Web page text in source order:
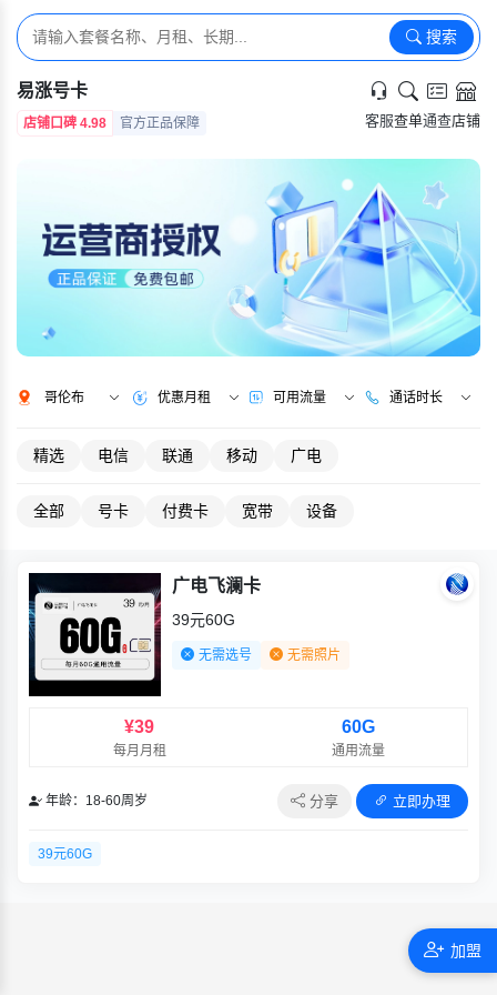
搜索
易涨号卡
店铺口碑 4.98 官方正品保障 客服查单通查店铺
哥伦布 优惠月租 可用流量 通话时长
精选 电信 联通 移动 广电
全部 号卡 付费卡 宽带 设备
广电飞澜卡
39元60G
无需选号 无需照片
¥39
每月月租
60G
通用流量
年龄：18-60周岁 分享 立即办理
39元60G
加盟